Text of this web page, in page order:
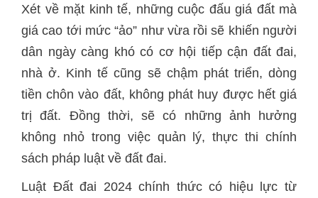
Xét về mặt kinh tế, những cuộc đấu giá đất mà
giá cao tới mức “ảo” như vừa rồi sẽ khiến người
dân ngày càng khó có cơ hội tiếp cận đất đai,
nhà ở. Kinh tế cũng sẽ chậm phát triển, dòng
tiền chôn vào đất, không phát huy được hết giá
trị đất. Đồng thời, sẽ có những ảnh hưởng
không nhỏ trong việc quản lý, thực thi chính
sách pháp luật về đất đai.
Luật Đất đai 2024 chính thức có hiệu lực từ